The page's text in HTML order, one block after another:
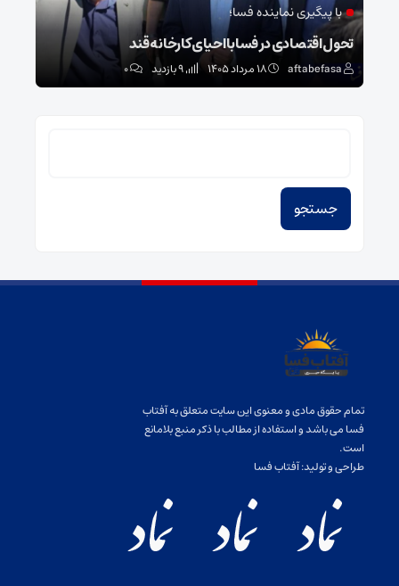
با پیگیری نماینده فسا؛
تحول اقتصادی در فسا با احیای کارخانه قند
aftabefasa ۱۸ مرداد ۱۴۰۵ 9 بازدید ۰
تمام حقوق مادی و معنوی این سایت متعلق به آفتاب
فسا می باشد و استفاده از مطالب با ذکر منبع بلامانع
است.
طراحی و تولید:آفتاب فسا